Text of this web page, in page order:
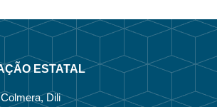
ESTATAL
Dili